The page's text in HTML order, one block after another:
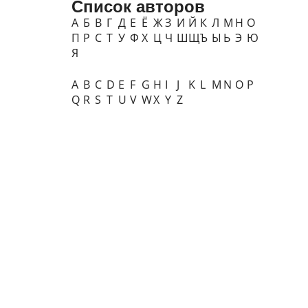
Список авторов
А Б В Г Д Е Ё ЖЗ И Й К Л М Н О
П Р С Т У Ф Х Ц Ч ШЩЪ Ы Ь Э Ю
Я
A B C D E F G H I J K L M N O P
Q R S T U V WX Y Z